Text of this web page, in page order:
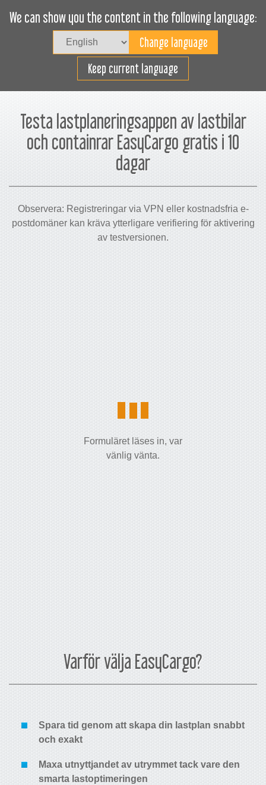
We can show you the content in the following language:
Keep current language
Lasta effektivt
Testa lastplaneringsappen av lastbilar
och containrar EasyCargo gratis i 10
dagar
Observera: Registreringar via VPN eller kostnadsfria e-
postdomäner kan kräva ytterligare verifiering för aktivering
av testversionen.
Formuläret läses in, var
vänlig vänta.
Varför välja EasyCargo?
Spara tid genom att skapa din lastplan snabbt
och exakt
Maxa utnyttjandet av utrymmet tack vare den
smarta lastoptimeringen